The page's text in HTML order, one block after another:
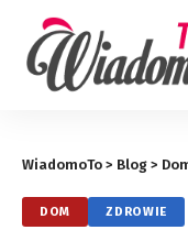
WiadomoTo > Blog >
DOM ZDROWIE